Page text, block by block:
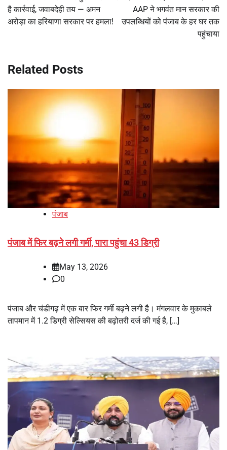
है कार्रवाई, जवाबदेही तय — अमन
अरोड़ा का हरियाणा सरकार पर हमला!
AAP ने भगवंत मान सरकार की
उपलब्धियों को पंजाब के हर घर तक
पहुंचाया
Related Posts
पंजाब
पंजाब में फिर बढ़ने लगी गर्मी, पारा पहुंचा 43 डिग्री
May 13, 2026
0
पंजाब और चंडीगढ़ में एक बार फिर गर्मी बढ़ने लगी है। मंगलवार के मुकाबले
तापमान में 1.2 डिग्री सेल्सियस की बढ़ोतरी दर्ज की गई है, […]